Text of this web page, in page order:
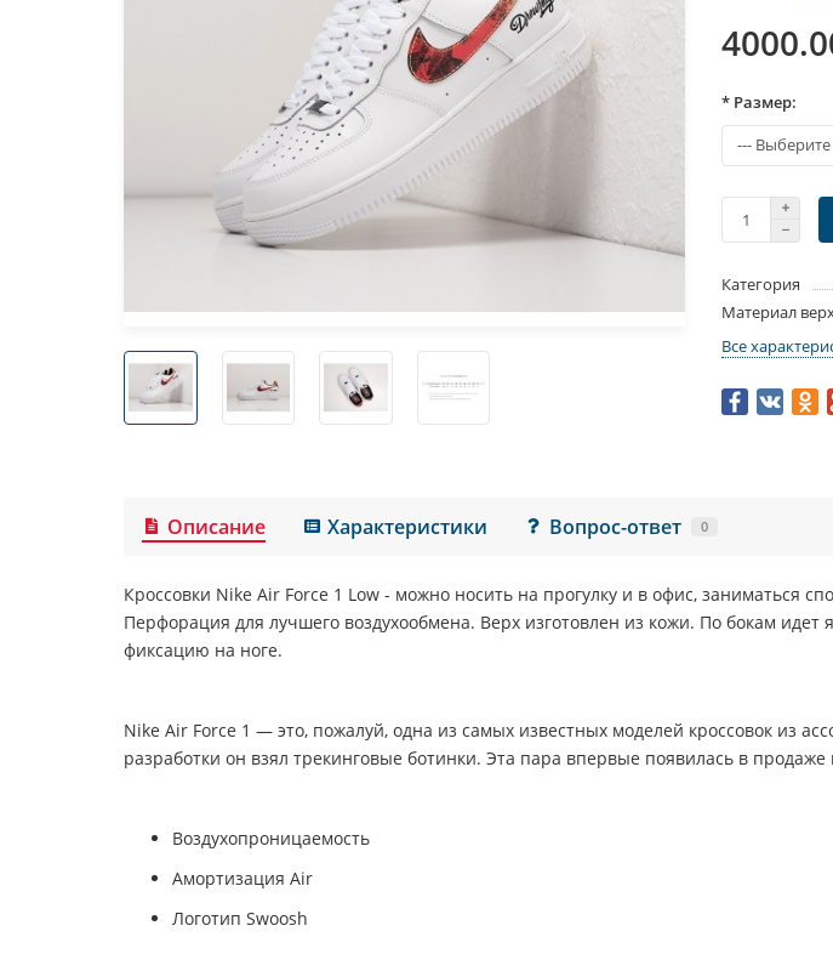
* Размер:
Категория
Материал
Все
Описание Характеристики Вопрос-ответ 0
Кроссовки Nike Air Force 1 Low - можно носить на прогулку и в офис, заниматься
Перфорация для лучшего воздухообмена. Верх изготовлен из кожи. По бокам
фиксацию на ноге.
Nike Air Force 1 — это, пожалуй, одна из самых известных моделей кроссовок из
разработки он взял трекинговые ботинки. Эта пара впервые появилась в
Воздухопроницаемость
Амортизация Air
Логотип Swoosh